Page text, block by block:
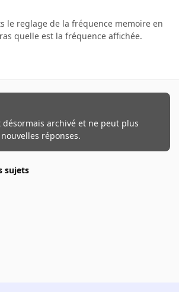
le reglage de la fréquence memoire en
quelle est la fréquence affichée.
désormais archivé et ne peut plus
réponses.
sujets